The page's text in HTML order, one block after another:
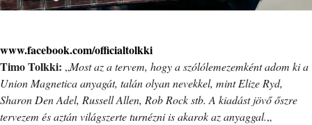
www.facebook.com/officialtolkki
Timo Tolkki: „Most az a tervem, hogy a szólólemezemként adom ki a
Union Magnetica anyagát, talán olyan nevekkel, mint Elize Ryd,
Sharon Den Adel, Russell Allen, Rob Rock stb. A kiadást jövő őszre
tervezem és aztán világszerte turnézni is akarok az anyaggal.„